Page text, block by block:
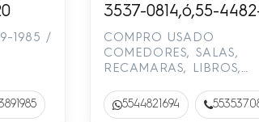
1985 /
3537-0814,ó,55-
1694
COMPRO USADO
COMEDORES, SALAS,
RECAMARAS, LIBROS,
GIMNASIO, APARATOS
MÚSICA Y EQUIPOS DE
5544821694